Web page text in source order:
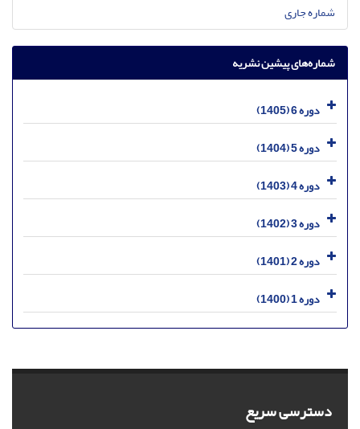
شماره جاری
شماره‌های پیشین نشریه
دوره 6 (1405)
دوره 5 (1404)
دوره 4 (1403)
دوره 3 (1402)
دوره 2 (1401)
دوره 1 (1400)
دسترسی سریع